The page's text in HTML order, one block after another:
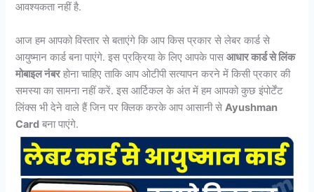
आवश्यकता नहीं है.
आज हम आपको विस्तार से बताएंगे कि आप किस प्रकार से लेबर कार्ड से
आयुष्मान कार्ड बना पाएंगे. इस प्रक्रिया के लिए आपके पासआधार कार्ड से लिंक
मोबाइल नंबरहोना चाहिए ताकि आप ओटीपी सत्यापन करने में किसी प्रकार की
समस्या का सामना नहीं करें. इस आर्टिकल के अंत में हम आपको कुछ इंपोर्टेंट
लिंक्स भी देने वाले हैं जिन पर क्लिक करके आप आसानी सेAyushman
Card बना पाएंगे.